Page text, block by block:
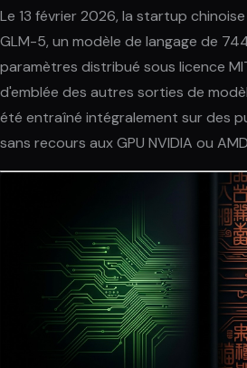
Le 13 février 2026, la startup chinoise
GLM-5, un modèle de langage de
paramètres distribué sous licence
d'emblée des autres sorties de
été entraîné intégralement sur des
sans recours aux GPU NVIDIA ou